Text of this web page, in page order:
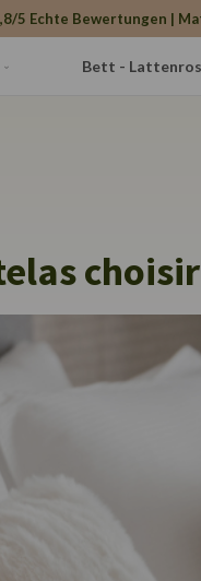
5 Echte Bewertungen |
Bett -